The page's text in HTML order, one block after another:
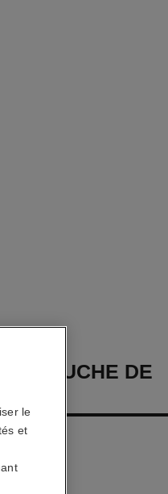
TOUCHE DE
le
et